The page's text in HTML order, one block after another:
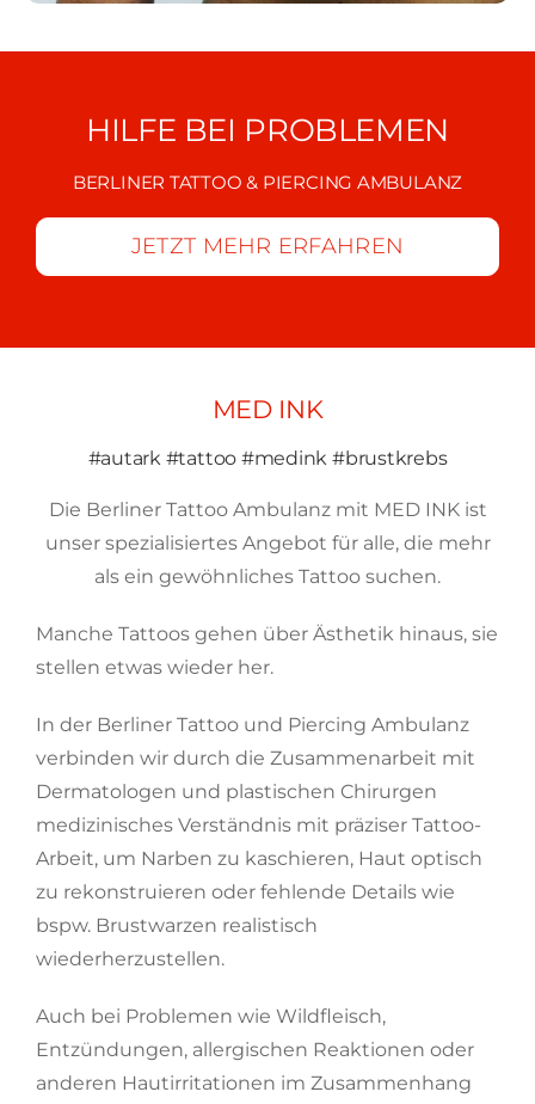
HILFE BEI PROBLEMEN
BERLINER TATTOO & PIERCING AMBULANZ
JETZT MEHR ERFAHREN
MED INK
#autark #tattoo #medink #brustkrebs
Die Berliner Tattoo Ambulanz mit MED INK ist
unser spezialisiertes Angebot für alle, die mehr
als ein gewöhnliches Tattoo suchen.
Manche Tattoos gehen über Ästhetik hinaus, sie
stellen etwas wieder her.
In der Berliner Tattoo und Piercing Ambulanz
verbinden wir durch die Zusammenarbeit mit
Dermatologen und plastischen Chirurgen
medizinisches Verständnis mit präziser Tattoo-
Arbeit, um Narben zu kaschieren, Haut optisch
zu rekonstruieren oder fehlende Details wie
bspw. Brustwarzen realistisch
wiederherzustellen.
Auch bei Problemen wie Wildfleisch,
Entzündungen, allergischen Reaktionen oder
anderen Hautirritationen im Zusammenhang